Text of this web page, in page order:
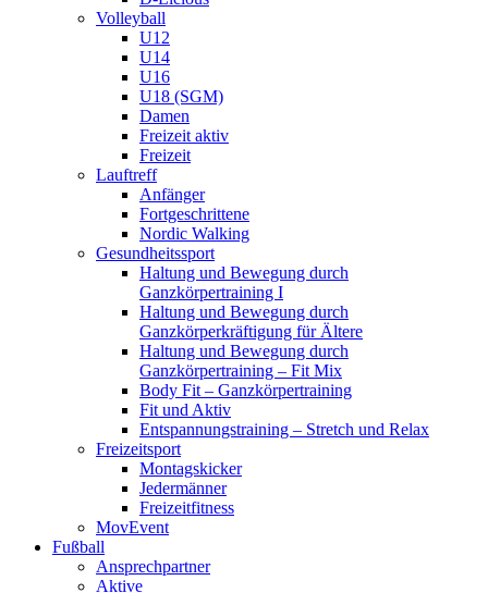
Volleyball
U12
U14
U16
U18 (SGM)
Damen
Freizeit aktiv
Freizeit
Lauftreff
Anfänger
Fortgeschrittene
Nordic Walking
Gesundheitssport
Haltung und Bewegung durch
Ganzkörpertraining I
Haltung und Bewegung durch
Ganzkörperkräftigung für Ältere
Haltung und Bewegung durch
Ganzkörpertraining – Fit Mix
Body Fit – Ganzkörpertraining
Fit und Aktiv
Entspannungstraining – Stretch und Relax
Freizeitsport
Montagskicker
Jedermänner
Freizeitfitness
MovEvent
Fußball
Ansprechpartner
Aktive